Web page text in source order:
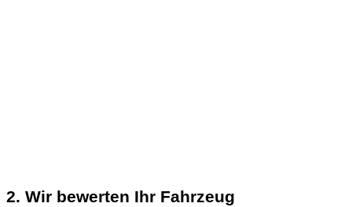
2. Wir bewerten Ihr Fahrzeug